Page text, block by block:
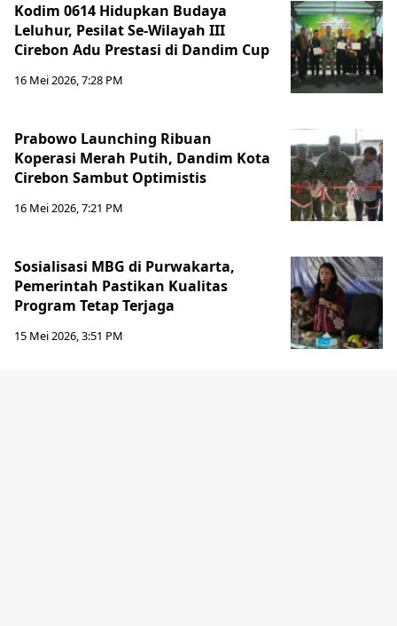
Kodim 0614 Hidupkan Budaya
Leluhur, Pesilat Se-Wilayah III
Cirebon Adu Prestasi di Dandim Cup
16 Mei 2026, 7:28 PM
Prabowo Launching Ribuan
Koperasi Merah Putih, Dandim Kota
Cirebon Sambut Optimistis
16 Mei 2026, 7:21 PM
Sosialisasi MBG di Purwakarta,
Pemerintah Pastikan Kualitas
Program Tetap Terjaga
15 Mei 2026, 3:51 PM